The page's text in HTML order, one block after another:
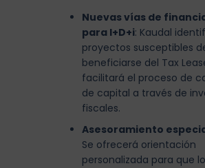
Nuevas vías de
para I+D+i: Kaudal
proyectos susceptibles
beneficiarse del Tax
facilitará el proceso de
de capital a través de
fiscales.
Asesoramiento
Se ofrecerá orientación
personalizada para que